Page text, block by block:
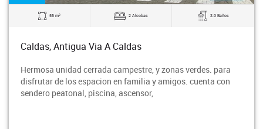
55 m2 2 Alcobas 2.0 Baños
Caldas, Antigua Via A Caldas
Hermosa unidad cerrada campestre, y zonas verdes. para
disfrutar de los espacion en familia y amigos. cuenta con
sendero peatonal, piscina, ascensor,